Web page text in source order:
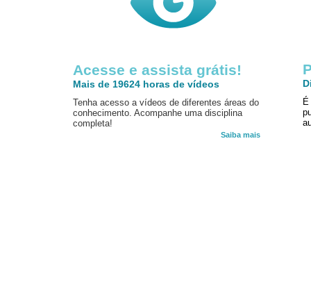
Acesse e assista grátis!
Mais de 19624 horas de vídeos
Tenha acesso a vídeos de diferentes áreas do
conhecimento. Acompanhe uma disciplina
completa!
Saiba mais